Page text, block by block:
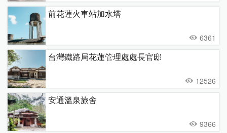
前花蓮火車站加水塔
6361
台灣鐵路局花蓮管理處處長官邸
12526
安通溫泉旅舍
9366